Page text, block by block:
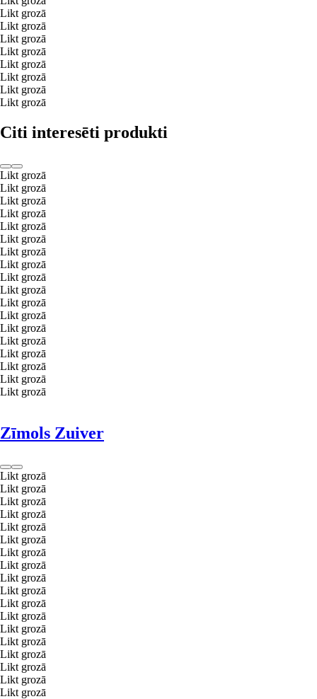
Likt grozā
Likt grozā
Likt grozā
Likt grozā
Likt grozā
Likt grozā
Likt grozā
Likt grozā
Citi interesēti produkti
Likt grozā
Likt grozā
Likt grozā
Likt grozā
Likt grozā
Likt grozā
Likt grozā
Likt grozā
Likt grozā
Likt grozā
Likt grozā
Likt grozā
Likt grozā
Likt grozā
Likt grozā
Likt grozā
Likt grozā
Likt grozā
Zīmols Zuiver
Likt grozā
Likt grozā
Likt grozā
Likt grozā
Likt grozā
Likt grozā
Likt grozā
Likt grozā
Likt grozā
Likt grozā
Likt grozā
Likt grozā
Likt grozā
Likt grozā
Likt grozā
Likt grozā
Likt grozā
Likt grozā